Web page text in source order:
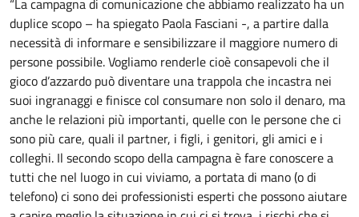
duplice scopo – ha spiegato Paola Fasciani -, a partire dalla
necessità di informare e sensibilizzare il maggiore numero di
persone possibile. Vogliamo renderle cioè consapevoli che il
gioco d’azzardo può diventare una trappola che incastra nei
suoi ingranaggi e finisce col consumare non solo il denaro, ma
anche le relazioni più importanti, quelle con le persone che ci
sono più care, quali il partner, i figli, i genitori, gli amici e i
colleghi. Il secondo scopo della campagna è fare conoscere a
tutti che nel luogo in cui viviamo, a portata di mano (o di
telefono) ci sono dei professionisti esperti che possono aiutare